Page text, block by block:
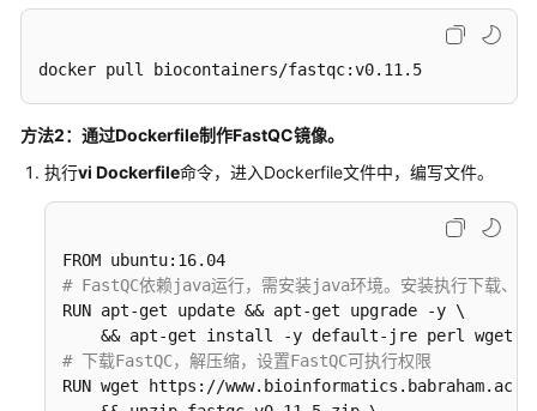
程、
业
小
分
子
物
设
计
docker pull biocontainers/fastqc:v0.11.5
方法2：通过Dockerfile制作FastQC镜像。
执行vi Dockerfile命令，进入Dockerfile文件中，编写文件。
# FastQC依赖java运行，需安装java环境。安装执行下载、解
RUN apt-get update && apt-get upgrade -y \
# 下载FastQC，解压缩，设置FastQC可执行权限
RUN wget https://